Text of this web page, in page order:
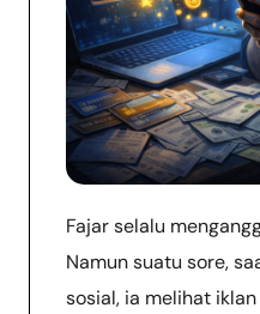
Fajar selalu
Namun suatu sore,
sosial, ia melihat